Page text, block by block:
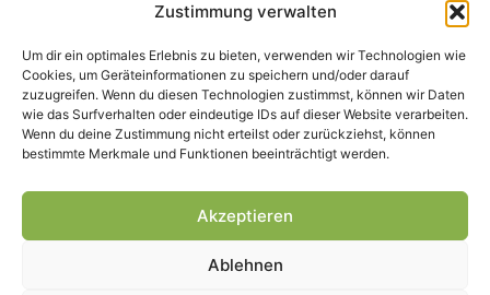
Zustimmung verwalten
Um dir ein optimales Erlebnis zu bieten, verwenden wir Technologien wie
Cookies, um Geräteinformationen zu speichern und/oder darauf
zuzugreifen. Wenn du diesen Technologien zustimmst, können wir Daten
wie das Surfverhalten oder eindeutige IDs auf dieser Website verarbeiten.
Wenn du deine Zustimmung nicht erteilst oder zurückziehst, können
bestimmte Merkmale und Funktionen beeinträchtigt werden.
Akzeptieren
Ablehnen
Freunde
DatenschutzerklärungImpressum